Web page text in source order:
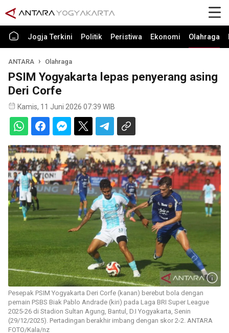
Jogja Terkini Politik Peristiwa Ekonomi Olahraga
ANTARA Olahraga
PSIM Yogyakarta lepas penyerang asing
Deri Corfe
Kamis, 11 Juni 2026 07:39 WIB
Pesepak PSIM Yogyakarta Deri Corfe (kanan) berebut bola dengan
pemain PSBS Biak Pablo Andrade (kiri) pada Laga BRI Super League
2025-26 di Stadion Sultan Agung, Bantul, D.I Yogyakarta, Senin
(29/12/2025). Pertadingan berakhir imbang dengan skor 2-2. ANTARA
FOTO/Kala/nz